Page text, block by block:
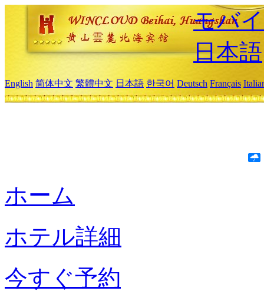
モバ
日本語
English 简体中文 繁體中文 日本語 한국어 Deutsch Français
ホーム
ホテル詳細
今すぐ予約